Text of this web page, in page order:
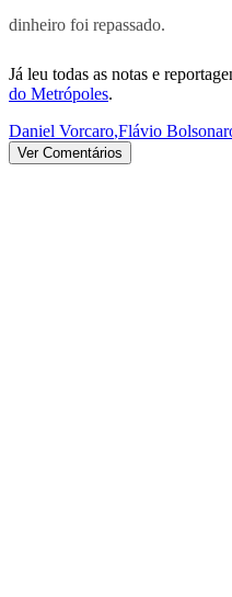
dinheiro foi repassado.
Já leu todas as notas e
do Metrópoles.
Daniel Vorcaro,Flávio
Ver Comentários